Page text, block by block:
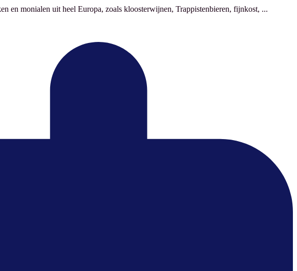
en monialen uit heel Europa, zoals kloosterwijnen, Trappistenbieren, fijnkost, ...